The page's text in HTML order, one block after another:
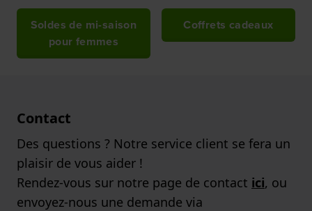
Soldes de mi-saison
pour femmes
Coffrets cadeaux
Contact
Des questions ? Notre service client se fera un
plaisir de vous aider !
Rendez-vous sur notre page de contact ici, ou
envoyez-nous une demande via